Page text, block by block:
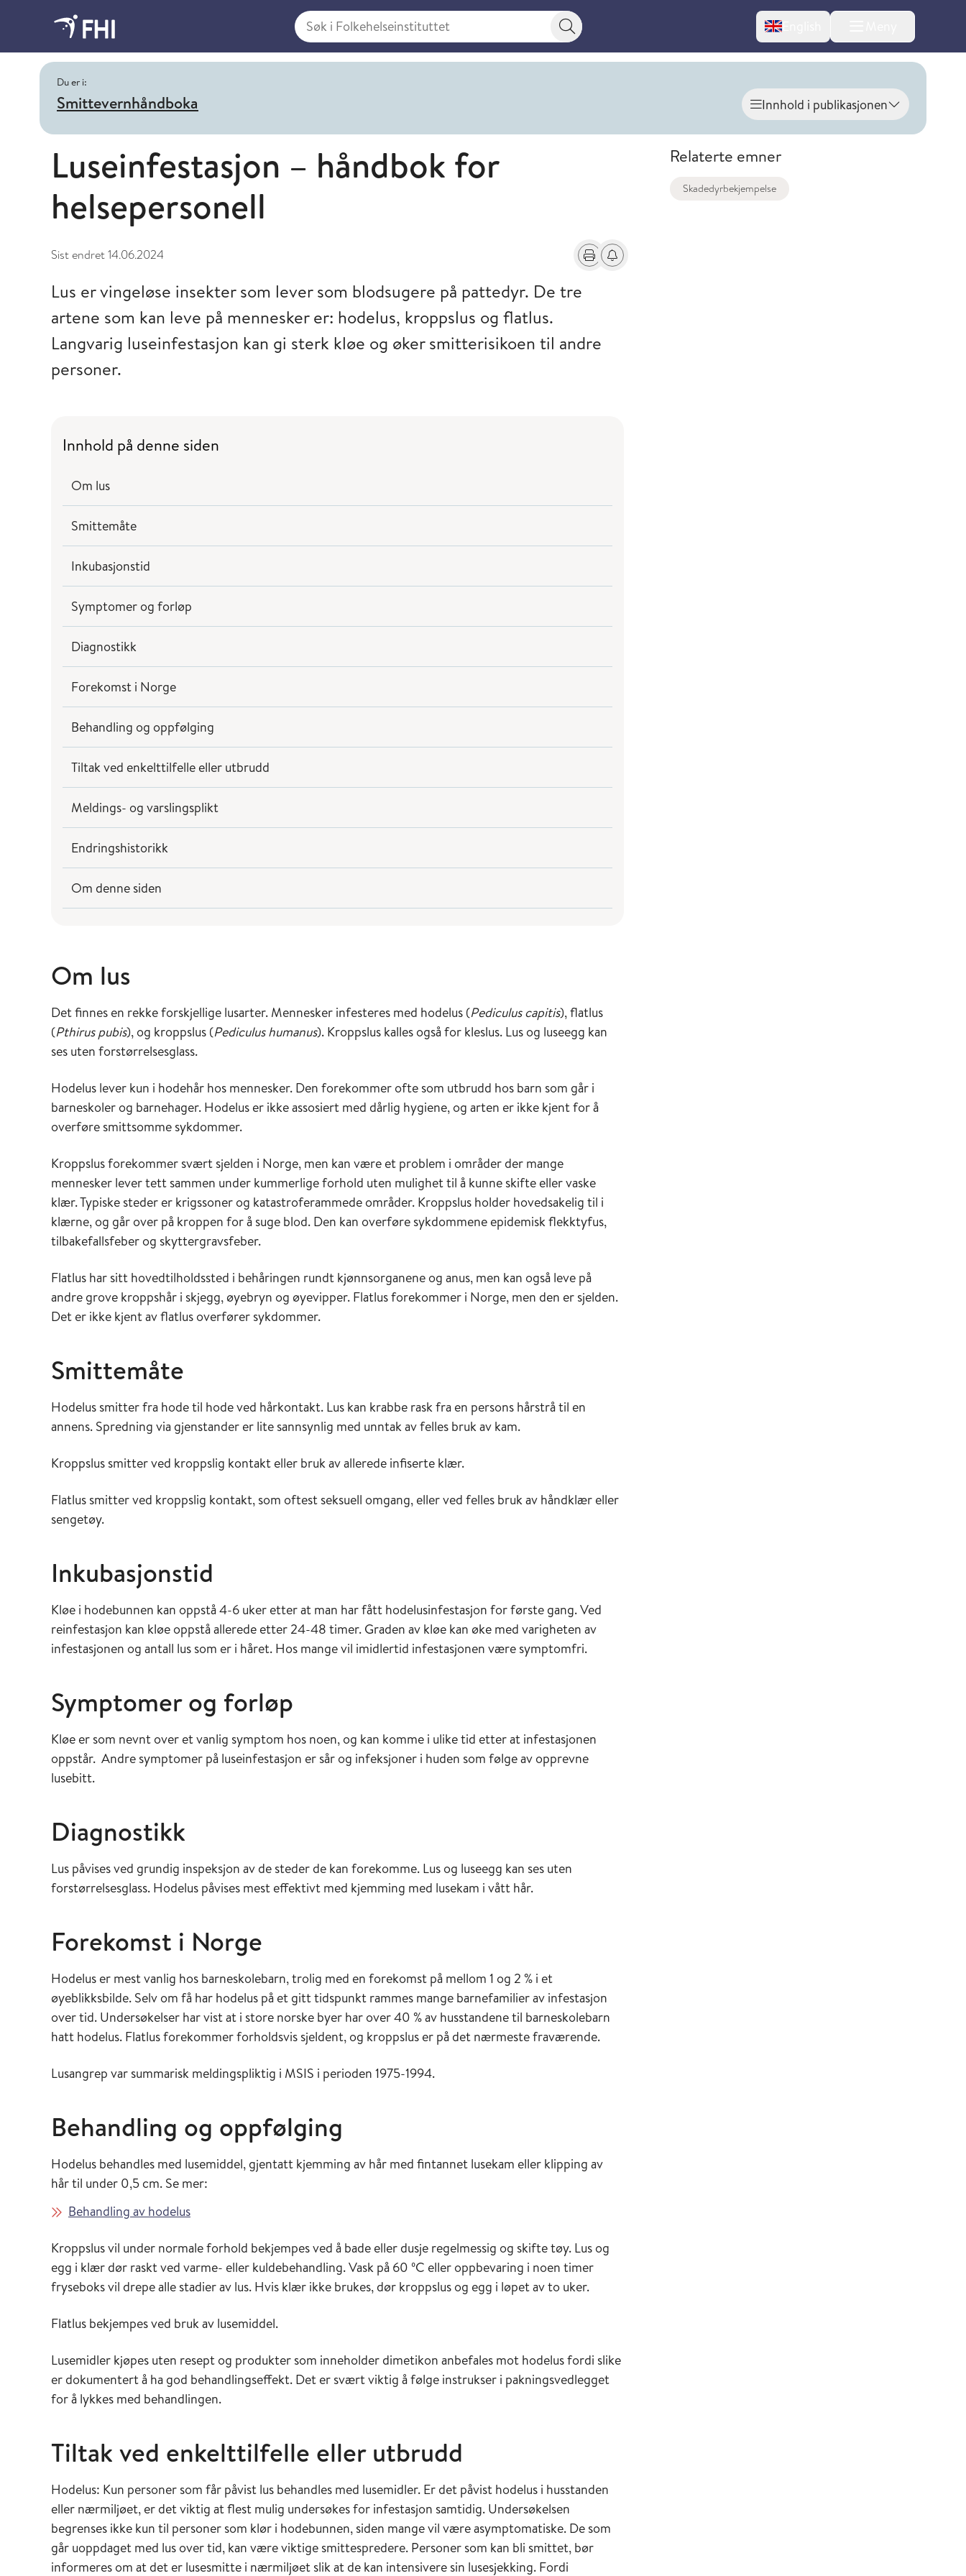
Søk i Folkehelseinstituttet
Søkeknapp English
Du er i:
Smittevernhåndboka Innhold i publikasjonen
Vis innhold
Luseinfestasjon – håndbok for
helsepersonell
Sist endret14.06.2024 Skriv utFå varsel om endringer
Lus er vingeløse insekter som lever som blodsugere på pattedyr. De tre
artene som kan leve på mennesker er: hodelus, kroppslus og flatlus.
Langvarig luseinfestasjon kan gi sterk kløe og øker smitterisikoen til andre
personer.
Innhold på denne siden
Om lus
Smittemåte
Inkubasjonstid
Symptomer og forløp
Diagnostikk
Forekomst i Norge
Behandling og oppfølging
Tiltak ved enkelttilfelle eller utbrudd
Meldings- og varslingsplikt
Endringshistorikk
Om denne siden
Om lus
Det finnes en rekke forskjellige lusarter. Mennesker infesteres med hodelus (Pediculus capitis), flatlus
(Pthirus pubis), og kroppslus (Pediculus humanus). Kroppslus kalles også for kleslus. Lus og luseegg kan
ses uten forstørrelsesglass.
Hodelus lever kun i hodehår hos mennesker. Den forekommer ofte som utbrudd hos barn som går i
barneskoler og barnehager. Hodelus er ikke assosiert med dårlig hygiene, og arten er ikke kjent for å
overføre smittsomme sykdommer.
Kroppslus forekommer svært sjelden i Norge, men kan være et problem i områder der mange
mennesker lever tett sammen under kummerlige forhold uten mulighet til å kunne skifte eller vaske
klær. Typiske steder er krigssoner og katastroferammede områder. Kroppslus holder hovedsakelig til i
klærne, og går over på kroppen for å suge blod. Den kan overføre sykdommene epidemisk flekktyfus,
tilbakefallsfeber og skyttergravsfeber.
Flatlus har sitt hovedtilholdssted i behåringen rundt kjønnsorganene og anus, men kan også leve på
andre grove kroppshår i skjegg, øyebryn og øyevipper. Flatlus forekommer i Norge, men den er sjelden.
Det er ikke kjent av flatlus overfører sykdommer.
Smittemåte
Hodelus smitter fra hode til hode ved hårkontakt. Lus kan krabbe rask fra en persons hårstrå til en
annens. Spredning via gjenstander er lite sannsynlig med unntak av felles bruk av kam.
Kroppslus smitter ved kroppslig kontakt eller bruk av allerede infiserte klær.
Flatlus smitter ved kroppslig kontakt, som oftest seksuell omgang, eller ved felles bruk av håndklær eller
sengetøy.
Inkubasjonstid
Kløe i hodebunnen kan oppstå 4-6 uker etter at man har fått hodelusinfestasjon for første gang. Ved
reinfestasjon kan kløe oppstå allerede etter 24-48 timer. Graden av kløe kan øke med varigheten av
infestasjonen og antall lus som er i håret. Hos mange vil imidlertid infestasjonen være symptomfri.
Symptomer og forløp
Kløe er som nevnt over et vanlig symptom hos noen, og kan komme i ulike tid etter at infestasjonen
oppstår. Andre symptomer på luseinfestasjon er sår og infeksjoner i huden som følge av opprevne
lusebitt.
Diagnostikk
Lus påvises ved grundig inspeksjon av de steder de kan forekomme. Lus og luseegg kan ses uten
forstørrelsesglass. Hodelus påvises mest effektivt med kjemming med lusekam i vått hår.
Forekomst i Norge
Hodelus er mest vanlig hos barneskolebarn, trolig med en forekomst på mellom 1 og 2 % i et
øyeblikksbilde. Selv om få har hodelus på et gitt tidspunkt rammes mange barnefamilier av infestasjon
over tid. Undersøkelser har vist at i store norske byer har over 40 % av husstandene til barneskolebarn
hatt hodelus. Flatlus forekommer forholdsvis sjeldent, og kroppslus er på det nærmeste fraværende.
Lusangrep var summarisk meldingspliktig i MSIS i perioden 1975-1994.
Behandling og oppfølging
Hodelus behandles med lusemiddel, gjentatt kjemming av hår med fintannet lusekam eller klipping av
hår til under 0,5 cm. Se mer:
Behandling av hodelus
Kroppslus vil under normale forhold bekjempes ved å bade eller dusje regelmessig og skifte tøy. Lus og
egg i klær dør raskt ved varme- eller kuldebehandling. Vask på 60 ºC eller oppbevaring i noen timer
fryseboks vil drepe alle stadier av lus. Hvis klær ikke brukes, dør kroppslus og egg i løpet av to uker.
Flatlus bekjempes ved bruk av lusemiddel.
Lusemidler kjøpes uten resept og produkter som inneholder dimetikon anbefales mot hodelus fordi slike
er dokumentert å ha god behandlingseffekt. Det er svært viktig å følge instrukser i pakningsvedlegget
for å lykkes med behandlingen.
Tiltak ved enkelttilfelle eller utbrudd
Hodelus: Kun personer som får påvist lus behandles med lusemidler. Er det påvist hodelus i husstanden
eller nærmiljøet, er det viktig at flest mulig undersøkes for infestasjon samtidig. Undersøkelsen
begrenses ikke kun til personer som klør i hodebunnen, siden mange vil være asymptomatiske. De som
går uoppdaget med lus over tid, kan være viktige smittespredere. Personer som kan bli smittet, bør
informeres om at det er lusesmitte i nærmiljøet slik at de kan intensivere sin lusesjekking. Fordi
Relaterte emner
Skadedyrbekjempelse